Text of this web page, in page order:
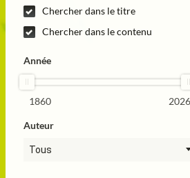
Chercher dans le titre
Chercher dans le contenu
Année
1860 2026
Auteur
Tous